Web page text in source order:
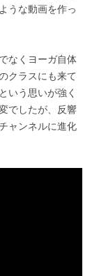
うな動画を作っ
なくヨーガ自体
クラスにも来て
いう思いが強く
でしたが、反響
ャンネルに進化